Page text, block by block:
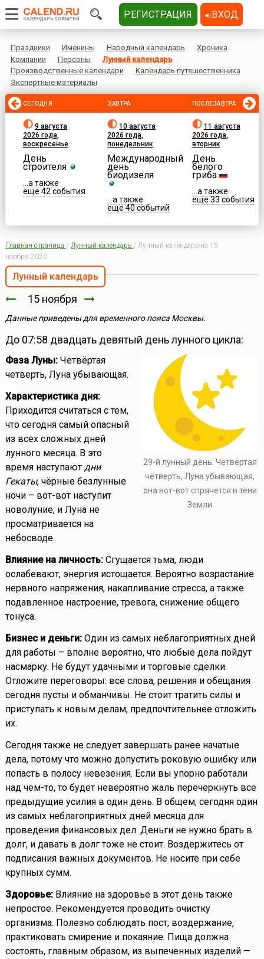
Праздники Именины Народный календарь
Хроника
Компании
Персоны
Лунный календарь
Производственные календари
Календарь путешественника
Экспертные материалы
СЕГОДНЯ
9 августа
2026 года,
воскресенье
День
строителя
...а также
еще 42 события
ЗАВТРА
10 августа
2026 года,
понедельник
Международный
день
биодизеля
...а также
еще 40 событий
ПОСЛЕЗАВТРА
11 августа
2026 года,
вторник
День
белого
гриба
...а также
еще 33 события
Главная страница / Лунный календарь / Лунный календарь на 15
ноября 2020
Лунный календарь
15 ноября
Данные приведены для временного пояса Москвы.
До 07:58 двадцать девятый день лунного цикла:
29-й лунный день. Четвёртая
четверть, Луна убывающая,
она вот-вот спрячется в тени
Земли
Фаза Луны:Четвёртая
четверть, Луна убывающая.
Характеристика дня:
Приходится считаться с тем,
что сегодня самый опасный
из всех сложных дней
лунного месяца. В это
время наступают дни
Гекаты, чёрные безлунные
ночи – вот-вот наступит
новолуние, и Луна не
просматривается на
небосводе.
Влияние на личность:Сгущается тьма, люди
ослабевают, энергия истощается. Вероятно возрастание
нервного напряжения, накапливание стресса, а также
подавленное настроение, тревога, снижение общего
тонуса.
Бизнес и деньги:Один из самых неблагоприятных дней
для работы – вполне вероятно, что любые дела пойдут
насмарку. Не будут удачными и торговые сделки.
Отложите переговоры: все слова, решения и обещания
сегодня пусты и обманчивы. Не стоит тратить силы и
приступать к новым делам, предпочтительнее отложить
их.
Сегодня также не следует завершать ранее начатые
дела, потому что можно допустить роковую ошибку или
попасть в полосу невезения. Если вы упорно работали
над чем-то, то будет невероятно жаль перечеркнуть все
предыдущие усилия в один день. В общем, сегодня один
из самых неблагоприятных дней месяца для
проведения финансовых дел. Деньги не нужно брать в
долг, и давать в долг тоже не стоит. Воздержитесь от
подписания важных документов. Не носите при себе
крупных сумм.
Здоровье:Влияние на здоровье в этот день также
непростое. Рекомендуется проводить очистку
организма. Полезно соблюдать пост, воздержание,
практиковать смирение и покаяние. Пища должна
состоять, главным образом, из выпеченных изделий —
РЕГИСТРАЦИЯ ВХОД